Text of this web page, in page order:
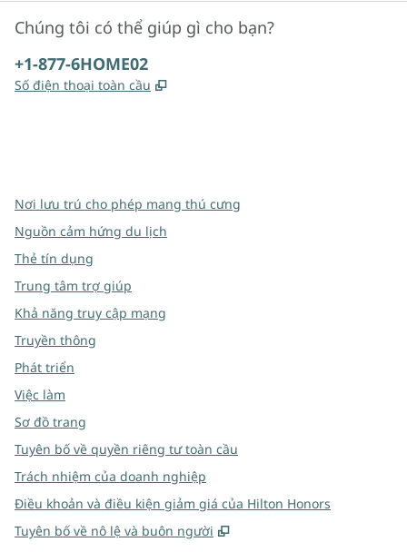
Chúng tôi có thể giúp gì cho bạn?
Điện thoại:
+1-877-6HOME02
Số điện thoại toàn cầu ,
Nơi lưu trú cho phép mang thú cưng
Nguồn cảm hứng du lịch
Thẻ tín dụng
Trung tâm trợ giúp
Khả năng truy cập mạng
Truyền thông
Phát triển
Việc làm
Sơ đồ trang
Tuyên bố về quyền riêng tư toàn cầu
Trách nhiệm của doanh nghiệp
Điều khoản và điều kiện giảm giá của Hilton Honors
Tuyên bố về nô lệ và buôn người
,